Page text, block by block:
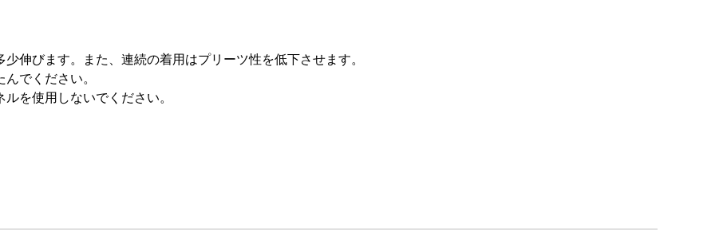
伸びます。また、連続の着用はプリーツ性を低下させます。
でください。
を使用しないでください。